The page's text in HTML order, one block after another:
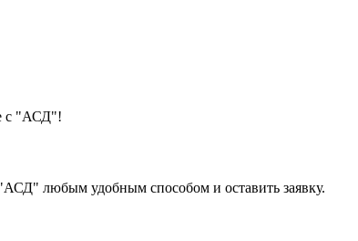
с "АСД"!
любым удобным способом и оставить заявку.